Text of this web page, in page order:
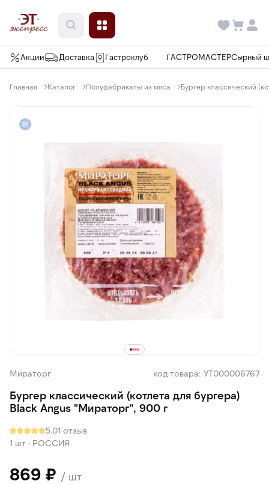
Акции Доставка Гастроклуб ГАСТРОМАСТЕРСырный
Главная Каталог Полуфабрикаты из мяса Бургер классический
Мираторг код товара: УТ000006767
Бургер классический (котлета для бургера)
Black Angus "Мираторг", 900 г
5.01 отзыв
1 шт · РОССИЯ
869 ₽ / шт